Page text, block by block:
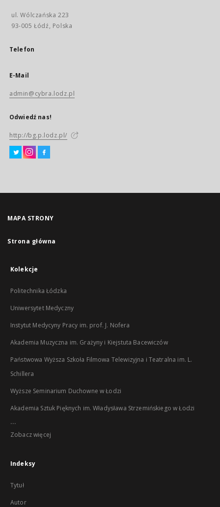
ul. Wólczańska 223
93-005 Łódź, Polska
Telefon
E-Mail
admin@cybra.lodz.pl
Odwiedź nas!
http://bg.p.lodz.pl/
MAPA STRONY
Strona główna
Kolekcje
Politechnika Łódzka
Uniwersytet Medyczny
Instytut Medycyny Pracy im. prof. J. Nofera
Akademia Muzyczna im. Grażyny i Kiejstuta Bacewiczów
Państwowa Wyższa Szkoła Filmowa Telewizyjna i Teatralna im. L.
Schillera
Wyższe Seminarium Duchowne w Łodzi
Akademia Sztuk Pięknych im. Władysława Strzemińskiego w Łodzi
...
Zobacz więcej
Indeksy
Tytuł
Autor